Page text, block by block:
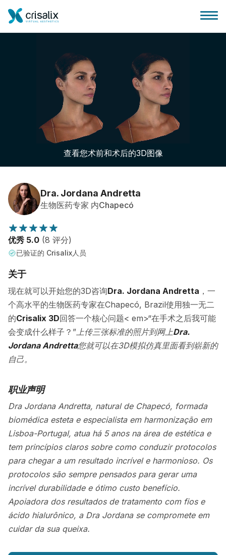
外科医生之家
3D商务平台
客户评价
查看您术前和术后的3D图像
Dra. Jordana Andretta
生物医药专家 内Chapecó
优秀 5.0 (8 评分)
已验证的 Crisalix人员
关于
现在就可以开始您的3D咨询Dra. Jordana Andretta ，一
个高水平的生物医药专家在Chapecó, Brazil使用独一无二
的Crisalix 3D回答一个核心问题< em>“在手术之后我可能
会变成什么样子？” 上传三张标准的照片到网上Dra.
Jordana Andretta您就可以在3D模拟仿真里面看到崭新的
自己。
职业声明
Dra Jordana Andretta, natural de Chapecó, formada
biomédica esteta e especialista em harmonização em
Lisboa-Portugal, atua há 5 anos na área de estética e
tem princípios claros sobre como conduzir protocolos
para chegar a um resultado incrível e harmonioso. Os
protocolos são sempre pensados para gerar uma
incrível durabilidade e ótimo custo benefício.
Apoiadora dos resultados de tratamento com fios e
ácido hialurônico, a Dra Jordana se compromete em
cuidar da sua queixa.